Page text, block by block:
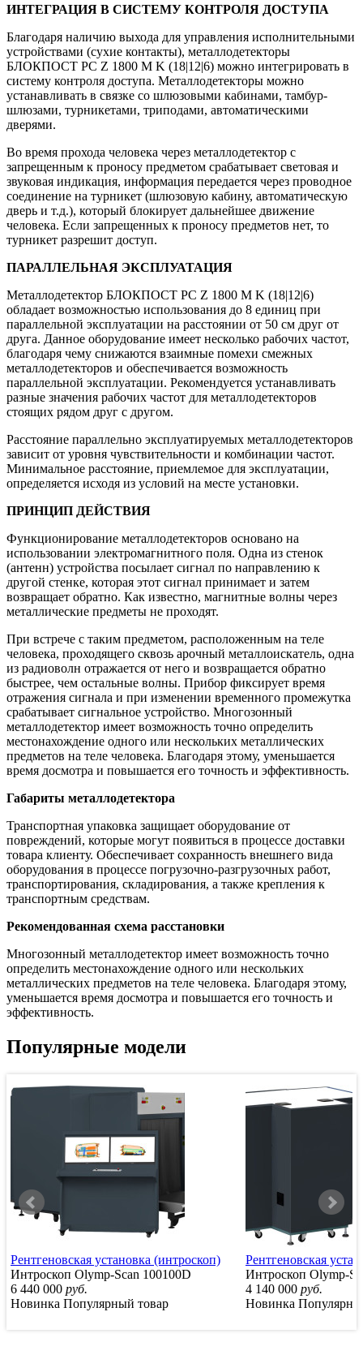
ИНТЕГРАЦИЯ В СИСТЕМУ КОНТРОЛЯ ДОСТУПА
Благодаря наличию выхода для управления исполнительными
устройствами (сухие контакты), металлодетекторы
БЛОКПОСТ РС Z 1800 M K (18|12|6) можно интегрировать в
систему контроля доступа. Металлодетекторы можно
устанавливать в связке со шлюзовыми кабинами, тамбур-
шлюзами, турникетами, триподами, автоматическими
дверями.
Во время прохода человека через металлодетектор с
запрещенным к проносу предметом срабатывает световая и
звуковая индикация, информация передается через проводное
соединение на турникет (шлюзовую кабину, автоматическую
дверь и т.д.), который блокирует дальнейшее движение
человека. Если запрещенных к проносу предметов нет, то
турникет разрешит доступ.
ПАРАЛЛЕЛЬНАЯ ЭКСПЛУАТАЦИЯ
Металлодетектор БЛОКПОСТ РС Z 1800 M K (18|12|6)
обладает возможностью использования до 8 единиц при
параллельной эксплуатации на расстоянии от 50 см друг от
друга. Данное оборудование имеет несколько рабочих частот,
благодаря чему снижаются взаимные помехи смежных
металлодетекторов и обеспечивается возможность
параллельной эксплуатации. Рекомендуется устанавливать
разные значения рабочих частот для металлодетекторов
стоящих рядом друг с другом.
Расстояние параллельно эксплуатируемых металлодетекторов
зависит от уровня чувствительности и комбинации частот.
Минимальное расстояние, приемлемое для эксплуатации,
определяется исходя из условий на месте установки.
ПРИНЦИП ДЕЙСТВИЯ
Функционирование металлодетекторов основано на
использовании электромагнитного поля. Одна из стенок
(антенн) устройства посылает сигнал по направлению к
другой стенке, которая этот сигнал принимает и затем
возвращает обратно. Как известно, магнитные волны через
металлические предметы не проходят.
При встрече с таким предметом, расположенным на теле
человека, проходящего сквозь арочный металлоискатель, одна
из радиоволн отражается от него и возвращается обратно
быстрее, чем остальные волны. Прибор фиксирует время
отражения сигнала и при изменении временного промежутка
срабатывает сигнальное устройство. Многозонный
металлодетектор имеет возможность точно определить
местонахождение одного или нескольких металлических
предметов на теле человека. Благодаря этому, уменьшается
время досмотра и повышается его точность и эффективность.
Габариты металлодетектора
Транспортная упаковка защищает оборудование от
повреждений, которые могут появиться в процессе доставки
товара клиенту. Обеспечивает сохранность внешнего вида
оборудования в процессе погрузочно-разгрузочных работ,
транспортирования, складирования, а также крепления к
транспортным средствам.
Рекомендованная схема расстановки
Многозонный металлодетектор имеет возможность точно
определить местонахождение одного или нескольких
металлических предметов на теле человека. Благодаря этому,
уменьшается время досмотра и повышается его точность и
эффективность.
Популярные модели
Рентгеновская установка (интроскоп)
Интроскоп Olymp-Scan 100100D
6 440 000 руб.
Новинка Популярный товар
Рентгеновская
Интроскоп Olymp-
4 140 000 руб.
Новинка